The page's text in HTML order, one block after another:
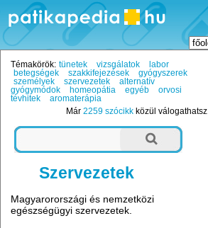
Témakörök: tünetek vizsgálatok
labor
betegségek
szakkifejezések
gyógyszerek
személyek
szervezetek
alternatív
gyógymódok
homeopátia egyéb
orvosi
tévhitek
aromaterápia
Már2259 szócikk közül válogathatsz.
Szervezetek
Magyarorországi és nemzetközi
egészségügyi szervezetek.